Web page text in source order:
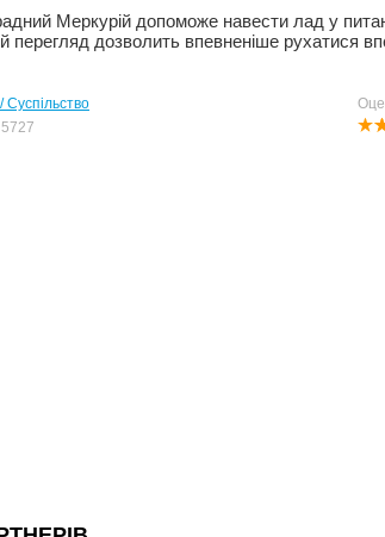
Меркурій допоможе навести лад у
перегляд дозволить впевненіше рухатися
5727